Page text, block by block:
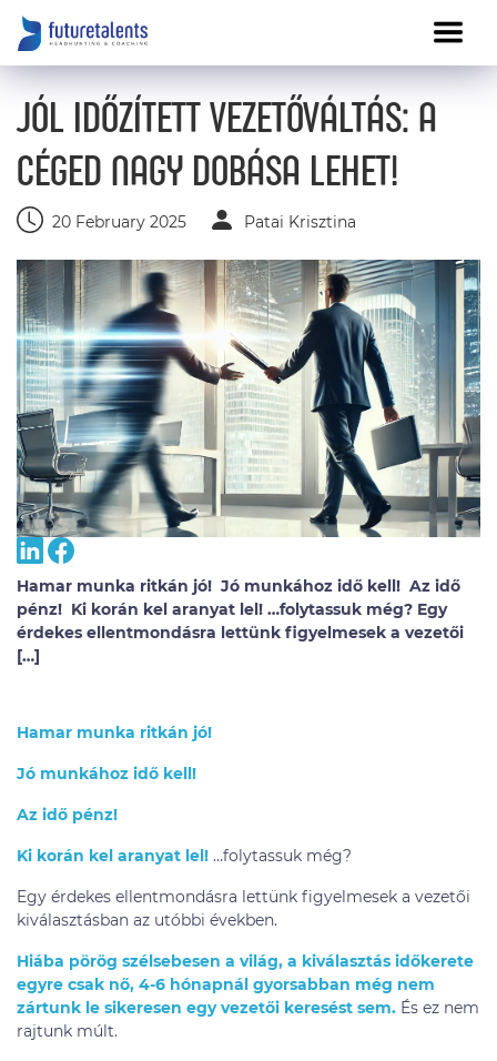
JÓL IDŐZÍTETT VEZETŐVÁLTÁS: A
CÉGED NAGY DOBÁSA LEHET!
20 February 2025 Patai Krisztina
Hamar munka ritkán jó! Jó munkához idő kell! Az idő
pénz! Ki korán kel aranyat lel! …folytassuk még? Egy
érdekes ellentmondásra lettünk figyelmesek a vezetői
[…]
Hamar munka ritkán jó!
Jó munkához idő kell!
Az idő pénz!
Ki korán kel aranyat lel! …folytassuk még?
Egy érdekes ellentmondásra lettünk figyelmesek a vezetői
kiválasztásban az utóbbi években.
Hiába pörög szélsebesen a világ, a kiválasztás időkerete
egyre csak nő, 4-6 hónapnál gyorsabban még nem
zártunk le sikeresen egy vezetői keresést sem. És ez nem
rajtunk múlt.